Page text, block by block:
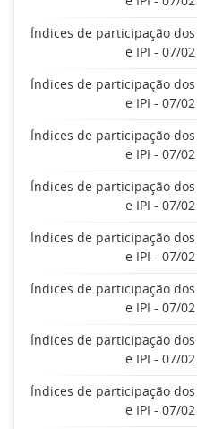
Índices de participação
e IPI - 07/
Índices de participação
e IPI - 07/
Índices de participação
e IPI - 07/
Índices de participação
e IPI - 07/
Índices de participação
e IPI - 07/
Índices de participação
e IPI - 07/
Índices de participação
e IPI - 07/
Índices de participação
e IPI - 07/